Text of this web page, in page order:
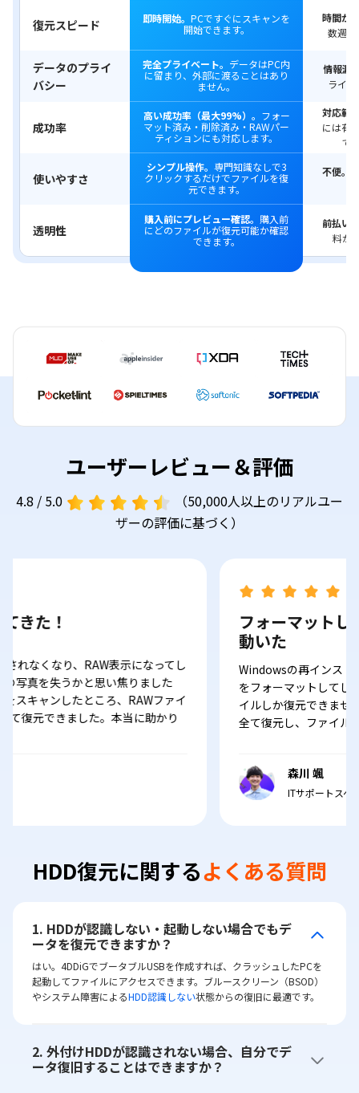
復元スピード
データのプライ
バシー
成功率
使いやすさ
透明性
時間が
数週間
情報漏
ライ
対応範
には有
で
不便。
前払い
料が
即時開始。 PCですぐにスキャンを
開始できます。
完全プライベート。 データはPC内
に留まり、外部に渡ることはあり
ません。
高い成功率（最大99%）。 フォー
マット済み・削除済み・RAWパー
ティションにも対応します。
シンプル操作。 専門知識なしで3
クリックするだけでファイルを復
元できます。
購入前にプレビュー確認。 購入前
にどのファイルが復元可能か確認
できます。
ユーザーレビュー＆評価
4.8 / 5.0
（50,000人以上のリアルユー
ザーの評価に基づく）
、RAW表示になってし
かと思い焦りました
たところ、RAWファイ
した。本当に助かり
フォーマットしたSSD
Windowsの再インストール中に誤
をフォーマットしてしまいました
イルしか復元できませんでしたが
全て復元し、ファイル構造も再構
森川 颯
ITサポートスペシャリスト
HDD復元に関するよくある質問
1. HDDが認識しない・起動しない場合でもデ
ータを復元できますか？
はい。4DDiGでブータブルUSBを作成すれば、クラッシュしたPCを
起動してファイルにアクセスできます。ブルースクリーン（BSOD）
やシステム障害によるHDD認識しない状態からの復旧に最適です。
2. 外付けHDDが認識されない場合、自分でデ
ータ復旧することはできますか？